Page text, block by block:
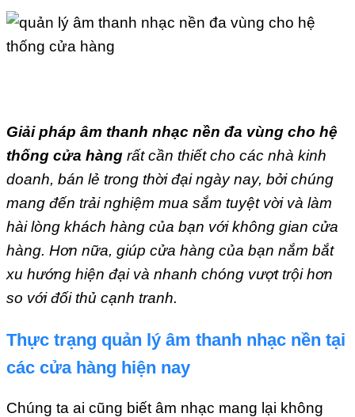
Giải pháp âm thanh nhạc nền đa vùng cho hệ
thống cửa hàng rất cần thiết cho các nhà kinh
doanh, bán lẻ trong thời đại ngày nay, bởi chúng
mang đến trải nghiệm mua sắm tuyệt vời và làm
hài lòng khách hàng của bạn với không gian cửa
hàng. Hơn nữa, giúp cửa hàng của bạn nắm bắt
xu hướng hiện đại và nhanh chóng vượt trội hơn
so với đối thủ cạnh tranh.
Thực trạng quản lý âm thanh nhạc nền tại
các cửa hàng hiện nay
Chúng ta ai cũng biết âm nhạc mang lại không